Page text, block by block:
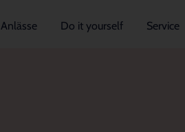
Anlässe Do it yourself Service